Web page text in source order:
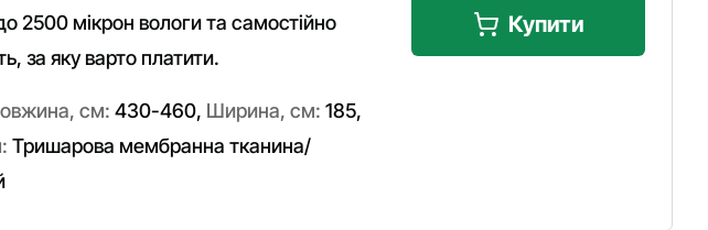
2500 мікрон вологи та самостійно
за яку варто платити.
см: 430-460, Ширина, см: 185,
Тришарова мембранна тканина/
Купити